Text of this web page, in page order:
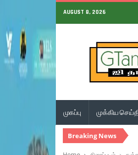
AUGUST 8, 2026
முகப்பு முக்கிய
Breaking News